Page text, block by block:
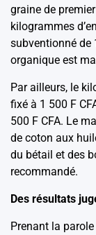
graine de
kilogrammes
subventionné de
organique est
Par ailleurs, le
fixé à 1 500 F
500 F CFA. Le
de coton aux
du bétail et des
recommandé.
Des résultats
Prenant la